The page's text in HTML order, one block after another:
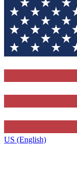
US (English)